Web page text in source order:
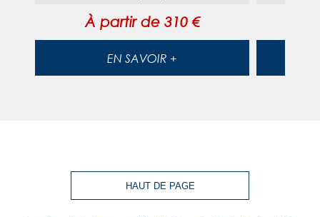
À partir de 310 €
EN SAVOIR +
HAUT DE PAGE